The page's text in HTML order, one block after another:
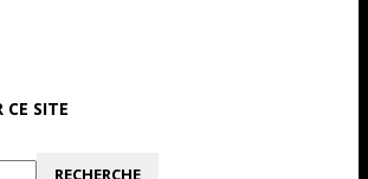
CE SITE